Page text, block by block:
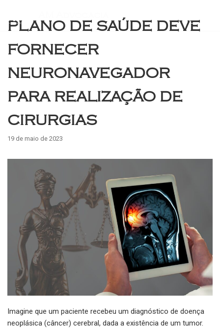
Pular
o
PLANO DE SAÚDE DEVE
FORNECER
NEURONAVEGADOR
PARA REALIZAÇÃO DE
CIRURGIAS
19 de maio de 2023
Imagine que um paciente recebeu um diagnóstico de doença
neoplásica (câncer) cerebral, dada a existência de um tumor.